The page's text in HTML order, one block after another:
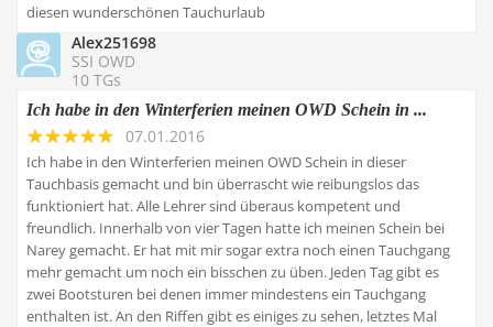
diesen wunderschönen Tauchurlaub
Alex251698
SSI OWD
10 TGs
Ich habe in den Winterferien meinen OWD Schein in ...
07.01.2016
Ich habe in den Winterferien meinen OWD Schein in dieser
Tauchbasis gemacht und bin überrascht wie reibungslos das
funktioniert hat. Alle Lehrer sind überaus kompetent und
freundlich. Innerhalb von vier Tagen hatte ich meinen Schein bei
Narey gemacht. Er hat mit mir sogar extra noch einen Tauchgang
mehr gemacht um noch ein bisschen zu üben. Jeden Tag gibt es
zwei Bootsturen bei denen immer mindestens ein Tauchgang
enthalten ist. An den Riffen gibt es einiges zu sehen, letztes Mal